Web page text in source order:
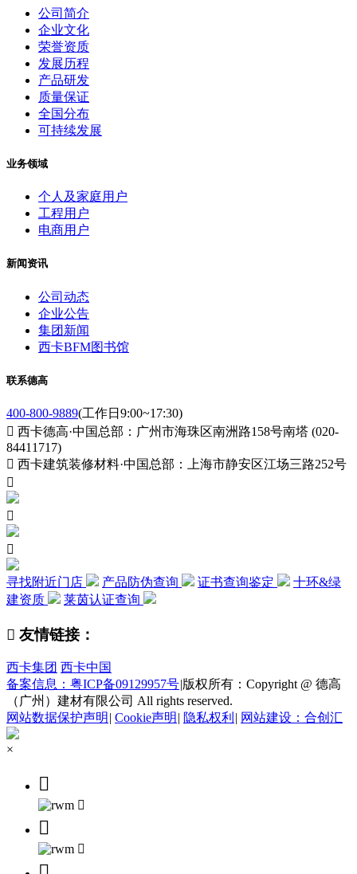
公司简介
企业文化
荣誉资质
发展历程
产品研发
质量保证
全国分布
可持续发展
业务领域
个人及家庭用户
工程用户
电商用户
新闻资讯
公司动态
企业公告
集团新闻
西卡BFM图书馆
联系德高
400-800-9889(工作日9:00~17:30)
 西卡德高·中国总部：广州市海珠区南洲路158号南塔 (020-
84411717)
 西卡建筑装修材料·中国总部：上海市静安区江场三路252号



寻找附近门店 产品防伪查询 证书查询鉴定
十环&绿
建资质
莱茵认证查询
 友情链接：
西卡集团 西卡中国
备案信息：粤ICP备09129957号|版权所有：Copyright @ 德高
（广州）建材有限公司 All rights reserved.
网站数据保护声明 | Cookie声明 | 隐私权利 | 网站建设：合创汇
×



